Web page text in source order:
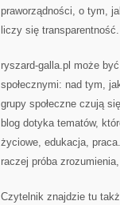
praworządności, o tym,
liczy się transparentność.
ryszard-galla.pl może
społecznymi: nad tym,
grupy społeczne czują
blog dotyka tematów,
życiowe, edukacja,
raczej próba
Czytelnik znajdzie tu